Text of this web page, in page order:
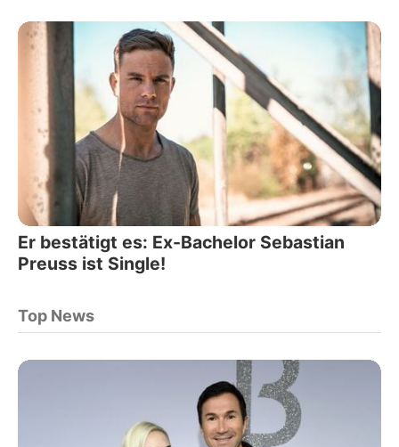
Er bestätigt es: Ex-Bachelor Sebastian
Preuss ist Single!
Top News